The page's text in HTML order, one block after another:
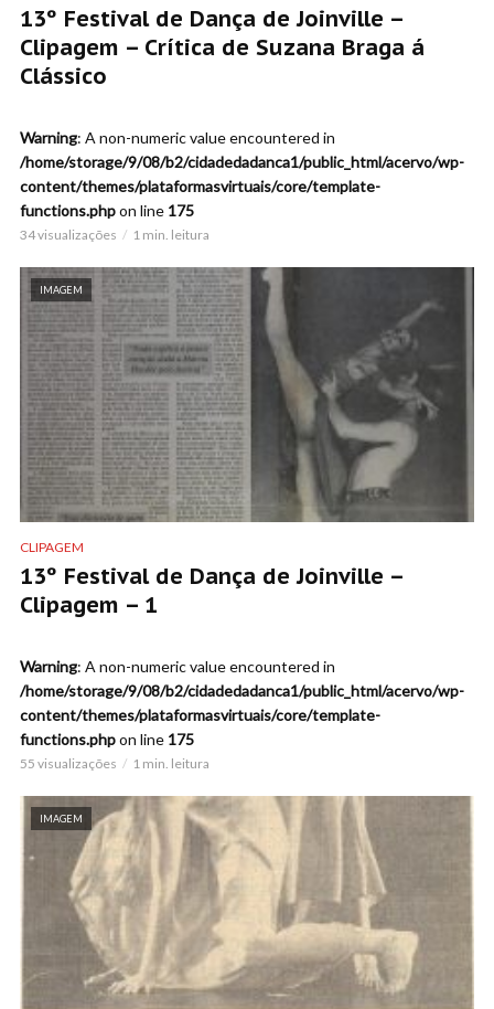
13º Festival de Dança de Joinville –
Clipagem – Crítica de Suzana Braga á
Clássico
Warning: A non-numeric value encountered in
/home/storage/9/08/b2/cidadedadanca1/public_html/acervo/wp-
content/themes/plataformasvirtuais/core/template-
functions.phpon line 175
34 visualizações 1 min. leitura
IMAGEM
CLIPAGEM
13º Festival de Dança de Joinville –
Clipagem – 1
Warning: A non-numeric value encountered in
/home/storage/9/08/b2/cidadedadanca1/public_html/acervo/wp-
content/themes/plataformasvirtuais/core/template-
functions.phpon line 175
55 visualizações 1 min. leitura
IMAGEM